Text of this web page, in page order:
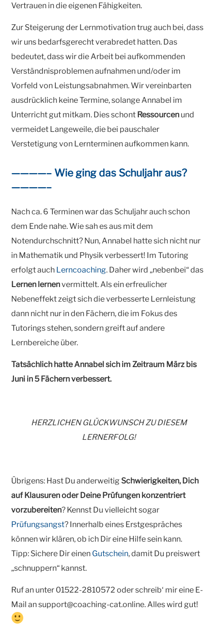
Vertrauen in die eigenen Fähigkeiten.
Zur Steigerung der Lernmotivation trug auch bei, dass
wir uns bedarfsgerecht verabredet hatten. Das
bedeutet, dass wir die Arbeit bei aufkommenden
Verständnisproblemen aufnahmen und/oder im
Vorfeld von Leistungsabnahmen. Wir vereinbarten
ausdrücklich keine Termine, solange Annabel im
Unterricht gut mitkam. Dies schont Ressourcenund
vermeidet Langeweile, die bei pauschaler
Verstetigung von Lernterminen aufkommen kann.
————– Wie ging das Schuljahr aus?
————–
Nach ca. 6 Terminen war das Schuljahr auch schon
dem Ende nahe. Wie sah es aus mit dem
Notendurchschnitt? Nun, Annabel hatte sich nicht nur
in Mathematik und Physik verbessert! Im Tutoring
erfolgt auch Lerncoaching. Daher wird „nebenbei“ das
Lernen lernenvermittelt. Als ein erfreulicher
Nebeneffekt zeigt sich die verbesserte Lernleistung
dann nicht nur in den Fächern, die im Fokus des
Tutorings stehen, sondern greift auf andere
Lernbereiche über.
Tatsächlich hatte Annabel sich im Zeitraum März bis
Juni in 5 Fächern verbessert.
HERZLICHEN GLÜCKWUNSCH ZU DIESEM
LERNERFOLG!
Übrigens: Hast Du anderweitig Schwierigkeiten, Dich
auf Klausuren oder Deine Prüfungen konzentriert
vorzubereiten? Kennst Du vielleicht sogar
Prüfungsangst? Innerhalb eines Erstgespräches
können wir klären, ob ich Dir eine Hilfe sein kann.
Tipp: Sichere Dir einen Gutschein, damit Du preiswert
„schnuppern“ kannst.
Ruf an unter 01522-2810572 oder schreib‘ mir eine E-
Mail an support@coaching-cat.online. Alles wird gut!